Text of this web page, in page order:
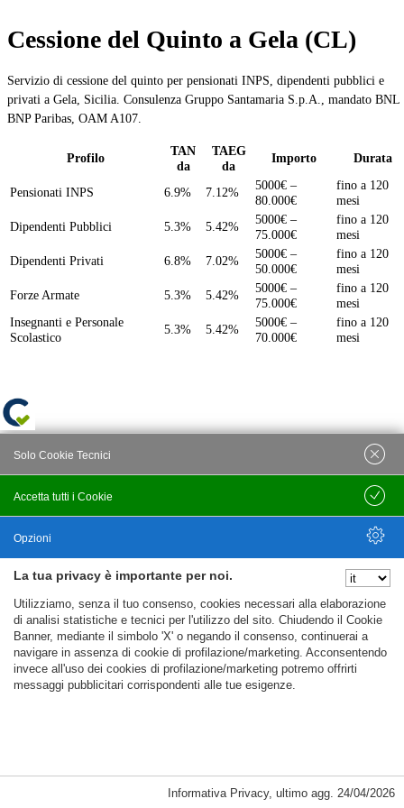
Cessione del Quinto a Gela (CL)
Servizio di cessione del quinto per pensionati INPS, dipendenti pubblici e
privati a Gela, Sicilia. Consulenza Gruppo Santamaria S.p.A., mandato BNL
BNP Paribas, OAM A107.
Profilo
TAN
da
TAEG
da
Importo Durata
Pensionati INPS 6.9% 7.12%
5000€ –
80.000€
fino a 120
mesi
Dipendenti Pubblici
5.3% 5.42%
5000€ –
75.000€
fino a 120
mesi
Dipendenti Privati
6.8% 7.02%
5000€ –
50.000€
fino a 120
mesi
Forze Armate
5.3% 5.42%
5000€ –
75.000€
fino a 120
mesi
Insegnanti e Personale
Scolastico
5.3% 5.42%
5000€ –
70.000€
fino a 120
mesi
La tua privacy è importante per noi.
Utilizziamo, senza il tuo consenso, cookies necessari alla elaborazione
di analisi statistiche e tecnici per l'utilizzo del sito. Chiudendo il Cookie
Banner, mediante il simbolo 'X' o negando il consenso, continuerai a
navigare in assenza di cookie di profilazione/marketing. Acconsentendo
invece all'uso dei cookies di profilazione/marketing potremo offrirti
messaggi pubblicitari corrispondenti alle tue esigenze.
Cookie Necessari, Tecnici di Sessione
Accetta tutti i Cookie
Solo Cookie Tecnici
Salva
Opzioni
Nascondi Opzioni
Informativa Privacy, ultimo agg. 24/04/2026